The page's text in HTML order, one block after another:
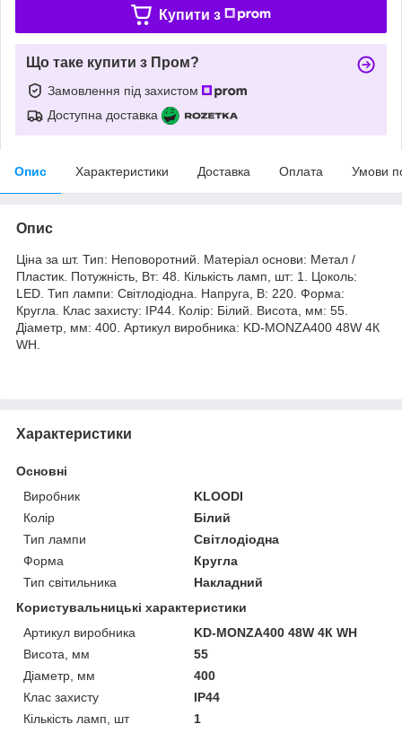
Купити з
Що таке купити з Пром?
Замовлення під захистом
Доступна доставка
Опис Характеристики Доставка Оплата Умови
Опис
Ціна за шт. Тип: Неповоротний. Матеріал основи: Метал /
Пластик. Потужність, Вт: 48. Кількість ламп, шт: 1. Цоколь:
LED. Тип лампи: Світлодіодна. Напруга, В: 220. Форма:
Кругла. Клас захисту: IP44. Колір: Білий. Висота, мм: 55.
Діаметр, мм: 400. Артикул виробника: KD-MONZA400 48W 4К
WH.
Характеристики
Основні
Виробник
KLOODI
Колір
Білий
Тип лампи
Світлодіодна
Форма
Кругла
Тип світильника
Накладний
Користувальницькі характеристики
Артикул виробника
KD-MONZA400 48W 4К WH
Висота, мм
55
Діаметр, мм
400
Клас захисту
IP44
Кількість ламп, шт
1